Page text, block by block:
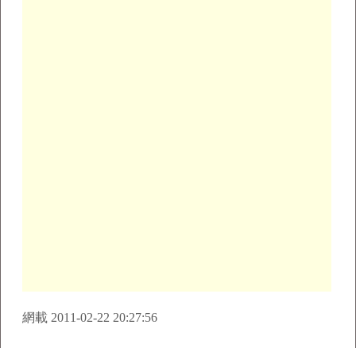
網載 2011-02-22 20:27:56